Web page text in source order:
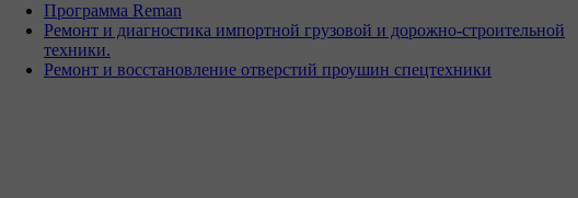
Программа Reman
Ремонт и диагностика импортной грузовой и дорожно-строительной
техники.
Ремонт и восстановление отверстий проушин спецтехники